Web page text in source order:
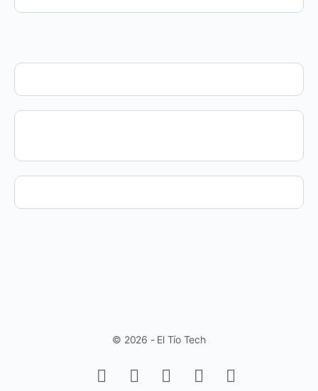
© 2026 - El Tío Tech